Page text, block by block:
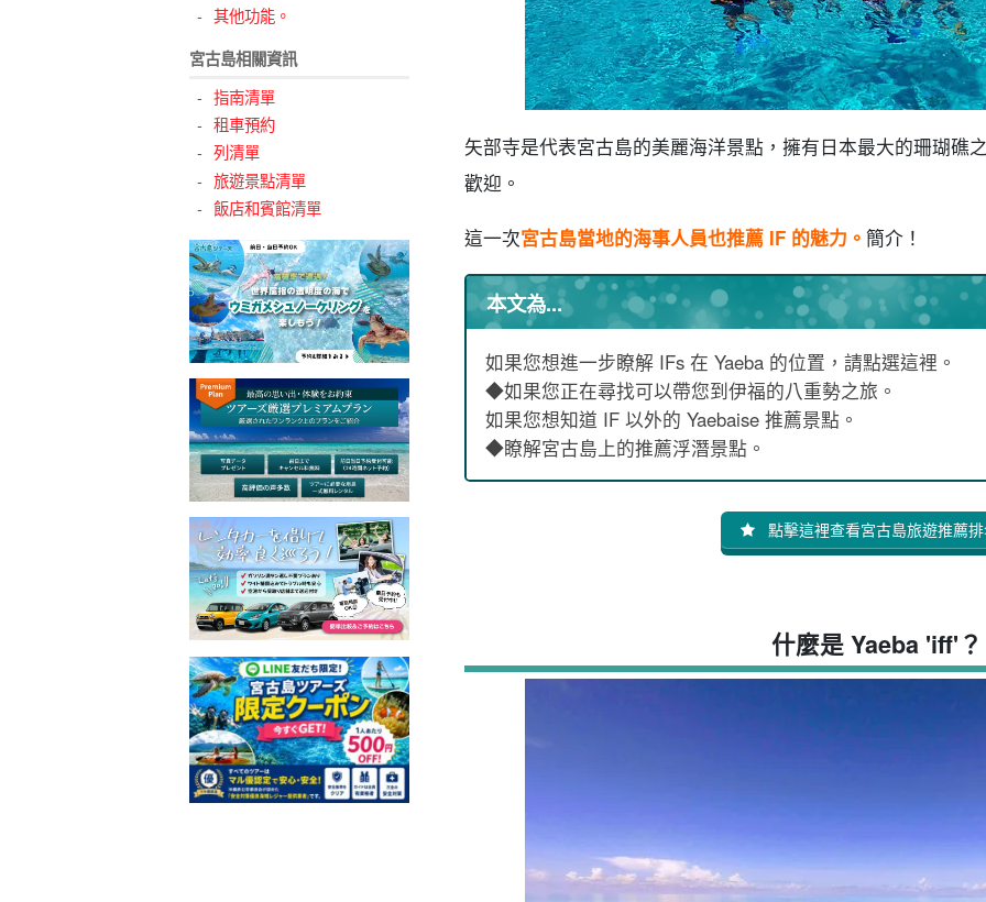
其他功能。
宮古島相關資訊
指南清單
租車預約
列清單
旅遊景點清單
飯店和賓館清單
矢部寺是代表宮古島的美麗海洋景點，擁有日本最大的珊瑚礁
歡迎。
這一次宮古島當地的海事人員也推薦 IF 的魅力。 簡介！
本文為...
如果您想進一步瞭解 IFs 在 Yaeba 的位置，請點選這裡。
◆如果您正在尋找可以帶您到伊福的八重勢之旅。
如果您想知道 IF 以外的 Yaebaise 推薦景點。
◆瞭解宮古島上的推薦浮潛景點。
點擊這裡查看宮古島旅遊推薦
什麼是 Yaeba 'iff'？